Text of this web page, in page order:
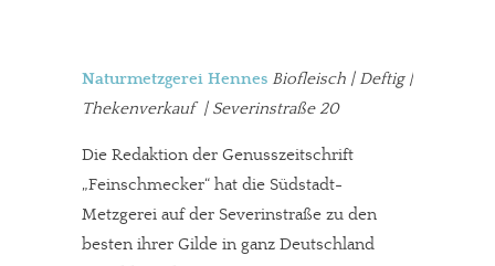
Naturmetzgerei Hennes Biofleisch | Deftig |
Thekenverkauf | Severinstraße 20
Die Redaktion der Genusszeitschrift
„Feinschmecker“ hat die Südstadt-
Metzgerei auf der Severinstraße zu den
besten ihrer Gilde in ganz Deutschland